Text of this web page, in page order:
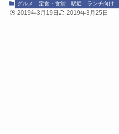
グルメ 定食・食堂 駅近 ランチ向け
2019年3月19日 2019年3月25日